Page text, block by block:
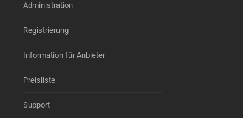
Administration
Registrierung
Information für Anbieter
Preisliste
Support